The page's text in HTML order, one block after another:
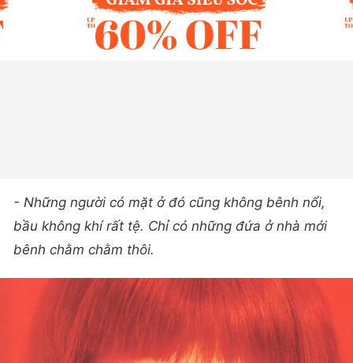
- Những người có mặt ở đó cũng không bênh nổi,
bầu không khí rất tệ. Chỉ có những đứa ở nhà mới
bênh chằm chằm thôi.